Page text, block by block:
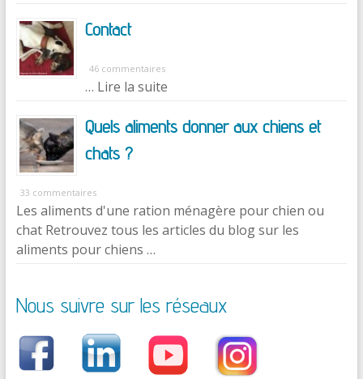
Contact
46 commentaires
… Lire la suite
Quels aliments donner aux chiens et
chats ?
33 commentaires
Les aliments d'une ration ménagère pour chien ou
chat Retrouvez tous les articles du blog sur les
aliments pour chiens …
Nous suivre sur les réseaux